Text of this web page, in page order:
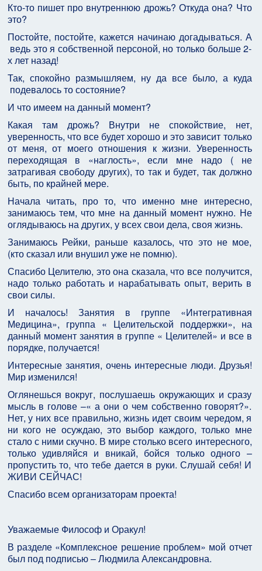
Кто-то пишет про внутреннюю дрожь? Откуда она? Что
это?
Постойте, постойте, кажется начинаю догадываться. А
ведь это я собственной персоной, но только больше 2-
х лет назад!
Так, спокойно размышляем, ну да все было, а куда
подевалось то состояние?
И что имеем на данный момент?
Какая там дрожь? Внутри не спокойствие, нет,
уверенность, что все будет хорошо и это зависит только
от меня, от моего отношения к жизни. Уверенность
переходящая в «наглость», если мне надо ( не
затрагивая свободу других), то так и будет, так должно
быть, по крайней мере.
Начала читать, про то, что именно мне интересно,
занимаюсь тем, что мне на данный момент нужно. Не
оглядываюсь на других, у всех свои дела, своя жизнь.
Занимаюсь Рейки, раньше казалось, что это не мое,
(кто сказал или внушил уже не помню).
Спасибо Целителю, это она сказала, что все получится,
надо только работать и нарабатывать опыт, верить в
свои силы.
И началось! Занятия в группе «Интегративная
Медицина», группа « Целительской поддержки», на
данный момент занятия в группе « Целителей» и все в
порядке, получается!
Интересные занятия, очень интересные люди. Друзья!
Мир изменился!
Оглянешься вокруг, послушаешь окружающих и сразу
мысль в голове –« а они о чем собственно говорят?».
Нет, у них все правильно, жизнь идет своим чередом, я
ни кого не осуждаю, это выбор каждого, только мне
стало с ними скучно. В мире столько всего интересного,
только удивляйся и вникай, бойся только одного –
пропустить то, что тебе дается в руки. Слушай себя! И
ЖИВИ СЕЙЧАС!
Спасибо всем организаторам проекта!
Уважаемые Философ и Оракул!
В разделе «Комплексное решение проблем» мой отчет
был под подписью – Людмила Александровна.